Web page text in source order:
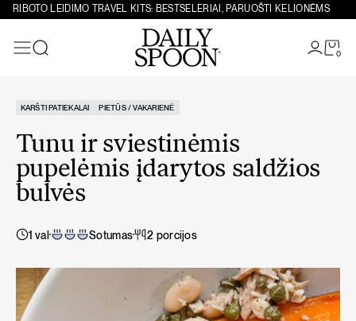
Eiti prie turinio
RIBOTO LEIDIMO TRAVEL KITS: BESTSELERIAI, PARUOŠTI KELIONĖMS
0
KARŠTI PATIEKALAI PIETŪS / VAKARIENĖ
Tunu ir sviestinėmis
pupelėmis įdarytos saldžios
bulvės
1 val Sotumas 2 porcijos